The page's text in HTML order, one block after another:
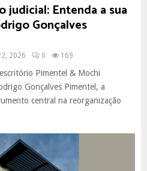
judicial: Entenda a sua
Gonçalves
2026 0 169
Pimentel & Mochi
Gonçalves Pimentel, a
central na reorganização